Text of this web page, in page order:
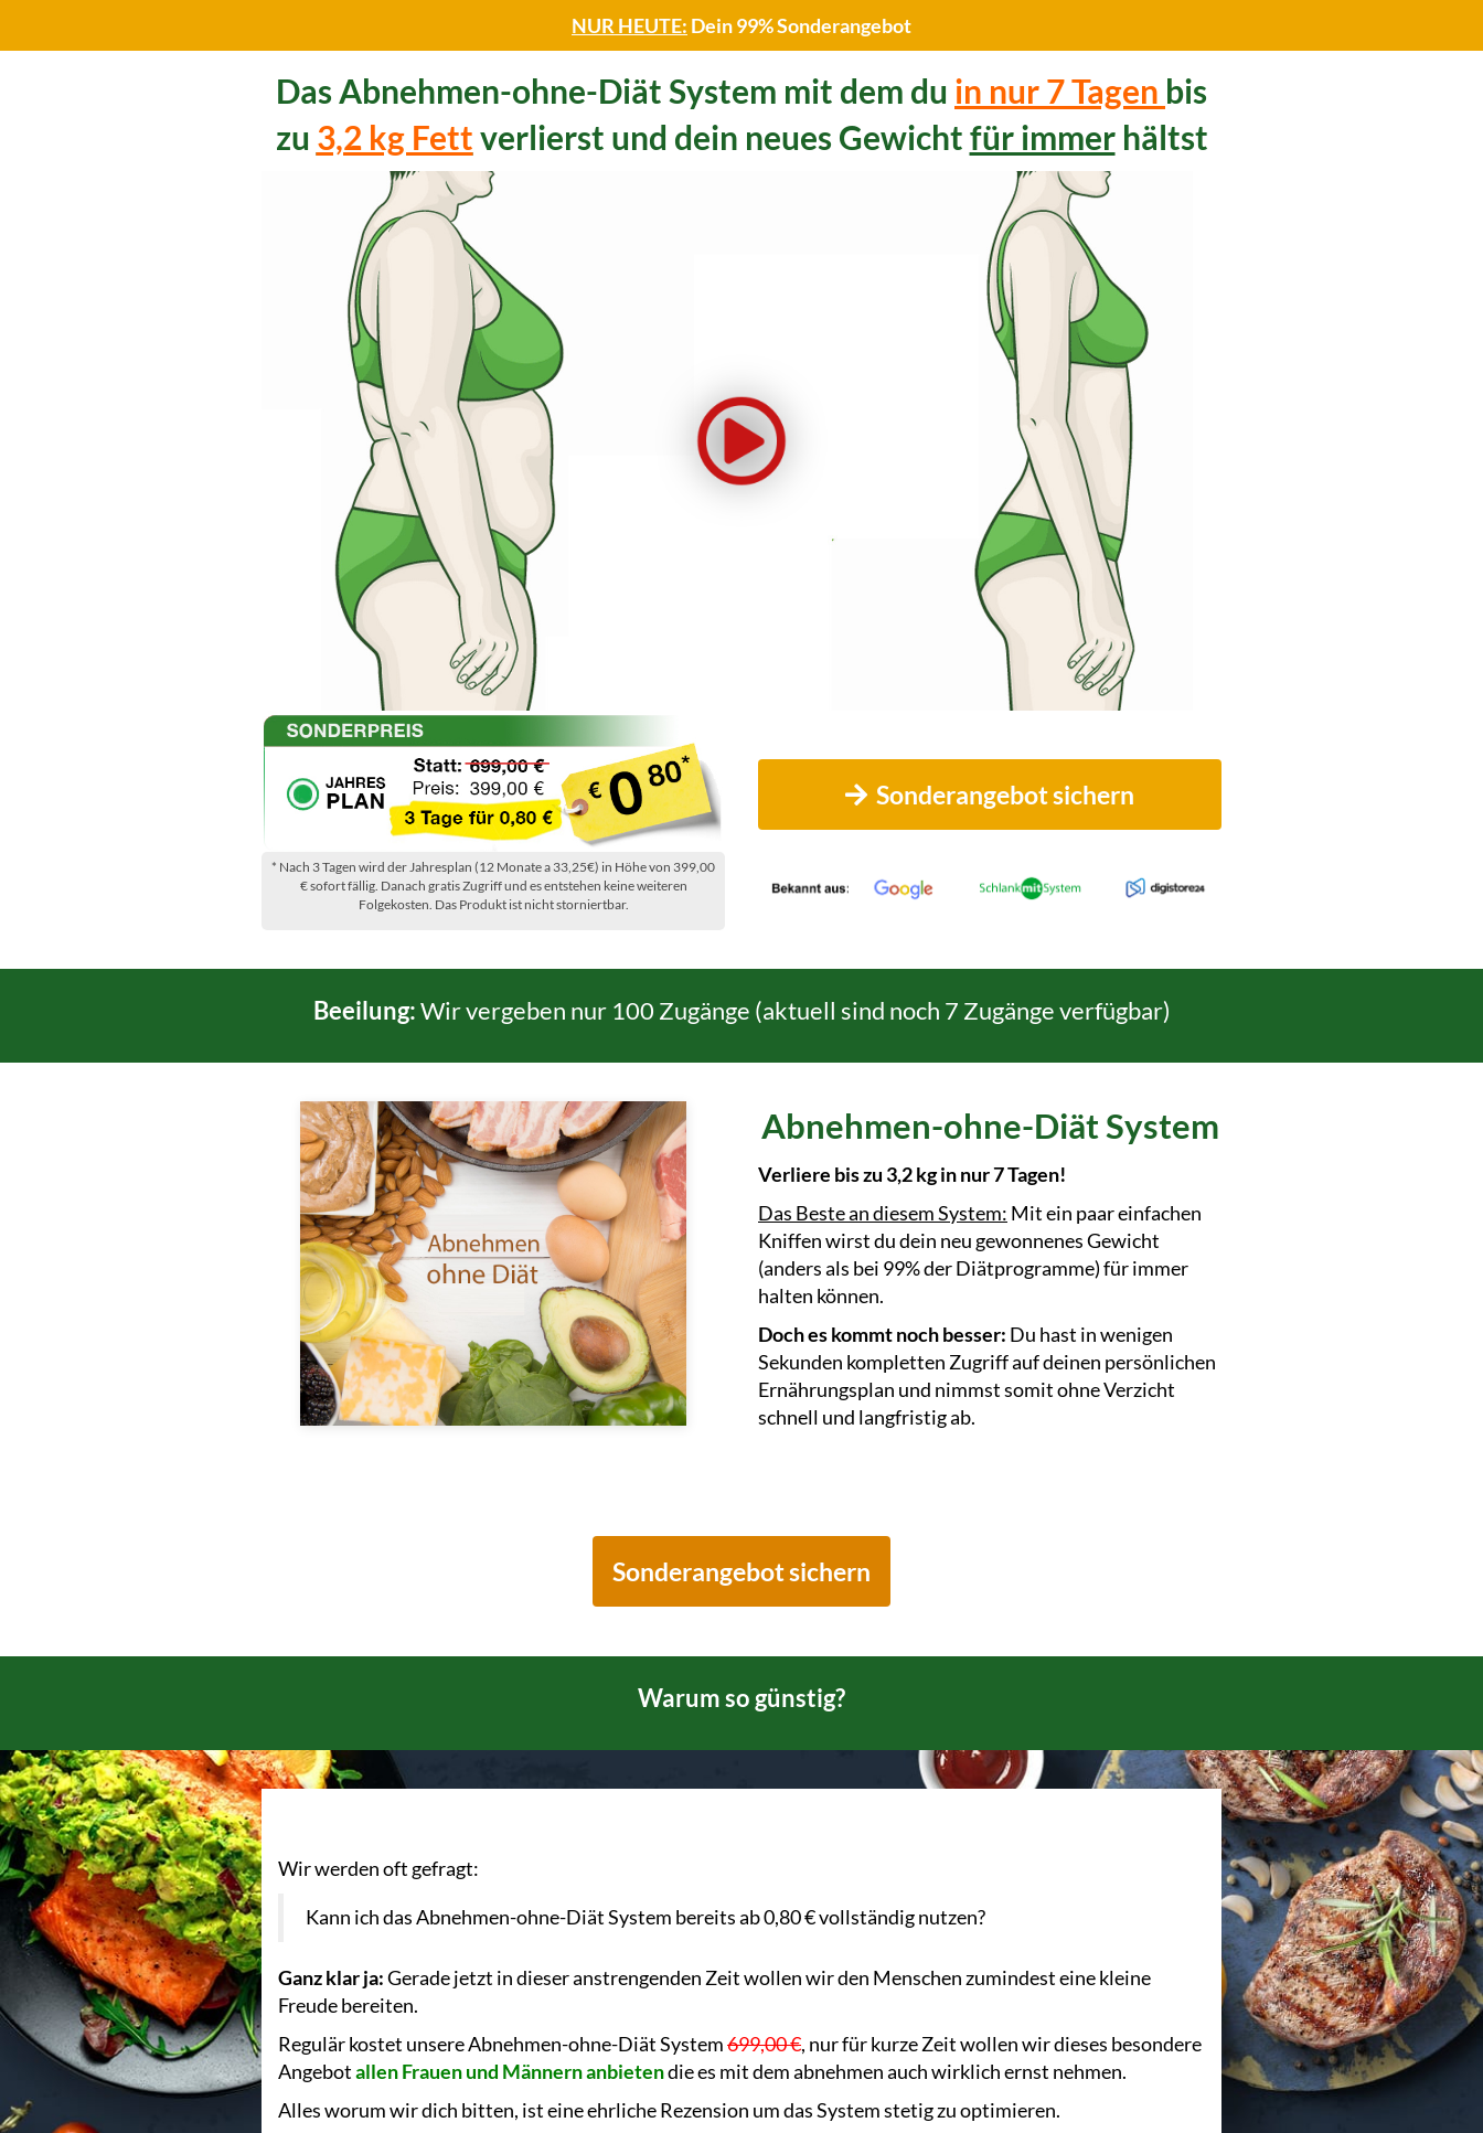
NUR HEUTE: Dein 99% Sonderangebot
Das Abnehmen-ohne-Diät System mit dem du in nur 7 Tagen bis
zu 3,2 kg Fettverlierst und dein neues Gewichtfür immerhältst
* Nach 3 Tagen wird der Jahresplan (12 Monate a 33,25€) in Höhe von 399,00
€ sofort fällig. Danach gratis Zugriff und es entstehen keine weiteren
Folgekosten. Das Produkt ist nicht storniertbar.
Sonderangebot sichern
Beeilung:Wir vergeben nur 100 Zugänge (aktuell sind noch 7 Zugänge verfügbar)
Abnehmen-ohne-Diät System
Verliere bis zu 3,2 kg in nur 7 Tagen!
Das Beste an diesem System: Mit ein paar einfachen
Kniffen wirst du dein neu gewonnenes Gewicht
(anders als bei 99% der Diätprogramme) für immer
halten können.
Doch es kommt noch besser: Du hast in wenigen
Sekunden kompletten Zugriff auf deinen persönlichen
Ernährungsplan und nimmst somit ohne Verzicht
schnell und langfristig ab.
Sonderangebot sichern
Warum so günstig?
Wir werden oft gefragt:
Kann ich das Abnehmen-ohne-Diät System bereits ab 0,80 € vollständig nutzen?
Ganz klar ja:Gerade jetzt in dieser anstrengenden Zeit wollen wir den Menschen zumindest eine kleine
Freude bereiten.
Regulär kostet unsere Abnehmen-ohne-Diät System699,00 €, nur für kurze Zeit wollen wir dieses besondere
Angebotallen Frauen und Männern anbietendie es mit dem abnehmen auch wirklich ernst nehmen.
Alles worum wir dich bitten, ist eine ehrliche Rezension um das System stetig zu optimieren.